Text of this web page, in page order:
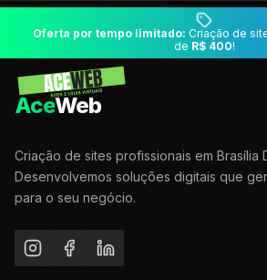
Oferta por tempo limitado: Criação de
de R$ 400!
AceWeb
Criação de sites profissionais em Brasília
Desenvolvemos soluções digitais que
para o seu negócio.